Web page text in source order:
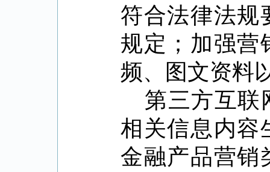
符合法律法规
规定；加强营
频、图文资料
第三方互联
相关信息内容
金融产品营销